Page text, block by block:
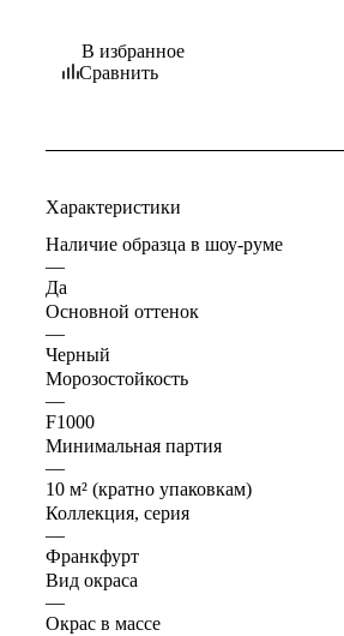
В избранное
Сравнить
Характеристики
Наличие образца в шоу-руме
—
Да
Основной оттенок
—
Черный
Морозостойкость
—
F1000
Минимальная партия
—
10 м² (кратно упаковкам)
Коллекция, серия
—
Франкфурт
Вид окраса
—
Окрас в массе